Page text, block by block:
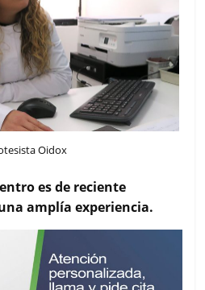
Oidox
es de reciente
amplía experiencia.